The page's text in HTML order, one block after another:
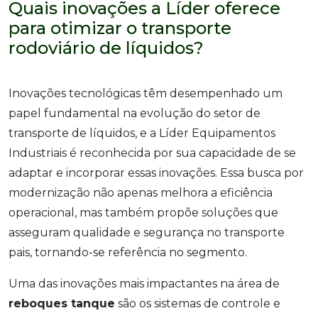
Quais inovações a Líder oferece
para otimizar o transporte
rodoviário de líquidos?
Inovações tecnológicas têm desempenhado um
papel fundamental na evolução do setor de
transporte de líquidos, e a Líder Equipamentos
Industriais é reconhecida por sua capacidade de se
adaptar e incorporar essas inovações. Essa busca por
modernização não apenas melhora a eficiência
operacional, mas também propõe soluções que
asseguram qualidade e segurança no transporte
pais, tornando-se referência no segmento.
Uma das inovações mais impactantes na área de
reboques tanque são os sistemas de controle e